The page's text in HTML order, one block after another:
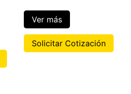
Ver más
Solicitar Cotización